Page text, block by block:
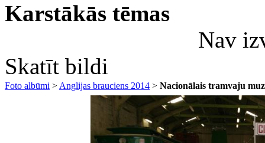
Karstākās tēmas
Nav
Skatīt bildi
Foto albūmi > Anglijas brauciens 2014 > Nacionālais tramvaju